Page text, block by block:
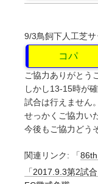
9/3鳥飼下人工芝
コパ
ご協力ありがとう
しかし13-15時が
試合は行えません。
せっかくご協力い
今後もご協力どう
関連リンク: 「
「2017.9.3第2試